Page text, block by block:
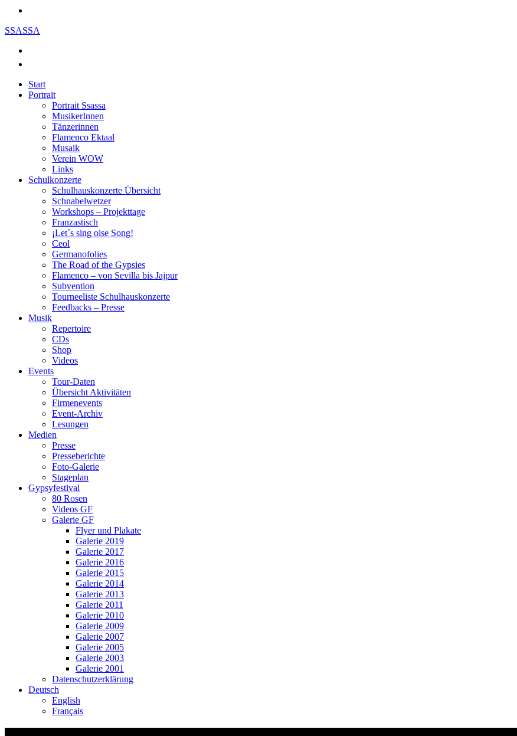
SSASSA
Start
Portrait
Portrait Ssassa
MusikerInnen
Tänzerinnen
Flamenco Ektaal
Musaik
Verein WOW
Links
Schulkonzerte
Schulhauskonzerte Übersicht
Schnabelwetzer
Workshops – Projekttage
Franzastisch
¡Let´s sing oise Song!
Ceol
Germanofolies
The Road of the Gypsies
Flamenco – von Sevilla bis Jajpur
Subvention
Tourneeliste Schulhauskonzerte
Feedbacks – Presse
Musik
Repertoire
CDs
Shop
Videos
Events
Tour-Daten
Übersicht Aktivitäten
Firmenevents
Event-Archiv
Lesungen
Medien
Presse
Presseberichte
Foto-Galerie
Stageplan
Gypsyfestival
80 Rosen
Videos GF
Galerie GF
Flyer und Plakate
Galerie 2019
Galerie 2017
Galerie 2016
Galerie 2015
Galerie 2014
Galerie 2013
Galerie 2011
Galerie 2010
Galerie 2009
Galerie 2007
Galerie 2005
Galerie 2003
Galerie 2001
Datenschutzerklärung
Deutsch
English
Français